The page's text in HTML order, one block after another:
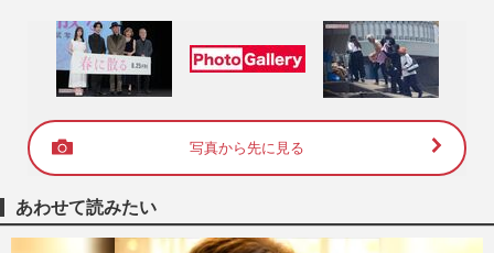
写真から先に見る
あわせて読みたい